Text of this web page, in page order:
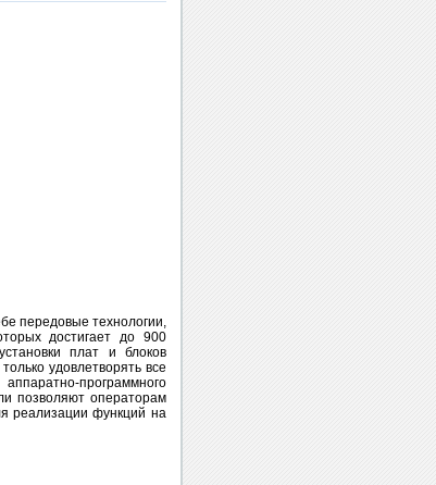
передовые технологии,
достигает до 900
плат и блоков
удовлетворять все
программного
позволяют операторам
реализации функций на